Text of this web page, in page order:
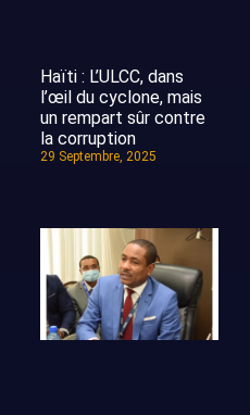
Haïti : L’ULCC, dans
l’œil du cyclone, mais
un rempart sûr contre
la corruption
29 Septembre, 2025